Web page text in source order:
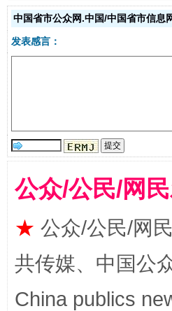
全民健身五年计划来了！等
中国省市公众网.中国/中国省市信息
发表感言：
公众/公民/网
★ 公众/公民/网
共传媒、中国公
China publics